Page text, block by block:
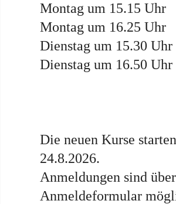
Montag um 15.15 Uhr
Montag um 16.25 Uhr
Dienstag um 15.30 Uhr
Dienstag um 16.50 Uhr
Die neuen Kurse
24.8.2026.
Anmeldungen sind
Anmeldeformular